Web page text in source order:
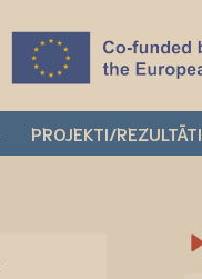
PROJEKTI/REZULTĀTI